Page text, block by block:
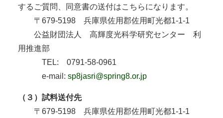
するご質問、同意書の送付はこちらになります。
〒679-5198 兵庫県佐用郡佐用町光都1-1-1
公益財団法人 高輝度光科学研究センター 利
用推進部
TEL: 0791-58-0961
e-mail: sp8jasri@spring8.or.jp
（３）試料送付先
〒679-5198 兵庫県佐用郡佐用町光都1-1-1